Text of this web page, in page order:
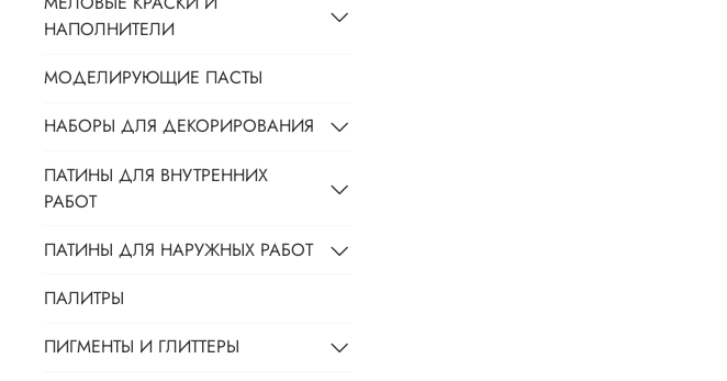
НАПОЛНИТЕЛИ
МОДЕЛИРУЮЩИЕ ПАСТЫ
НАБОРЫ ДЛЯ ДЕКОРИРОВАНИЯ
ПАТИНЫ ДЛЯ ВНУТРЕННИХ
РАБОТ
ПАТИНЫ ДЛЯ НАРУЖНЫХ РАБОТ
ПАЛИТРЫ
ПИГМЕНТЫ И ГЛИТТЕРЫ